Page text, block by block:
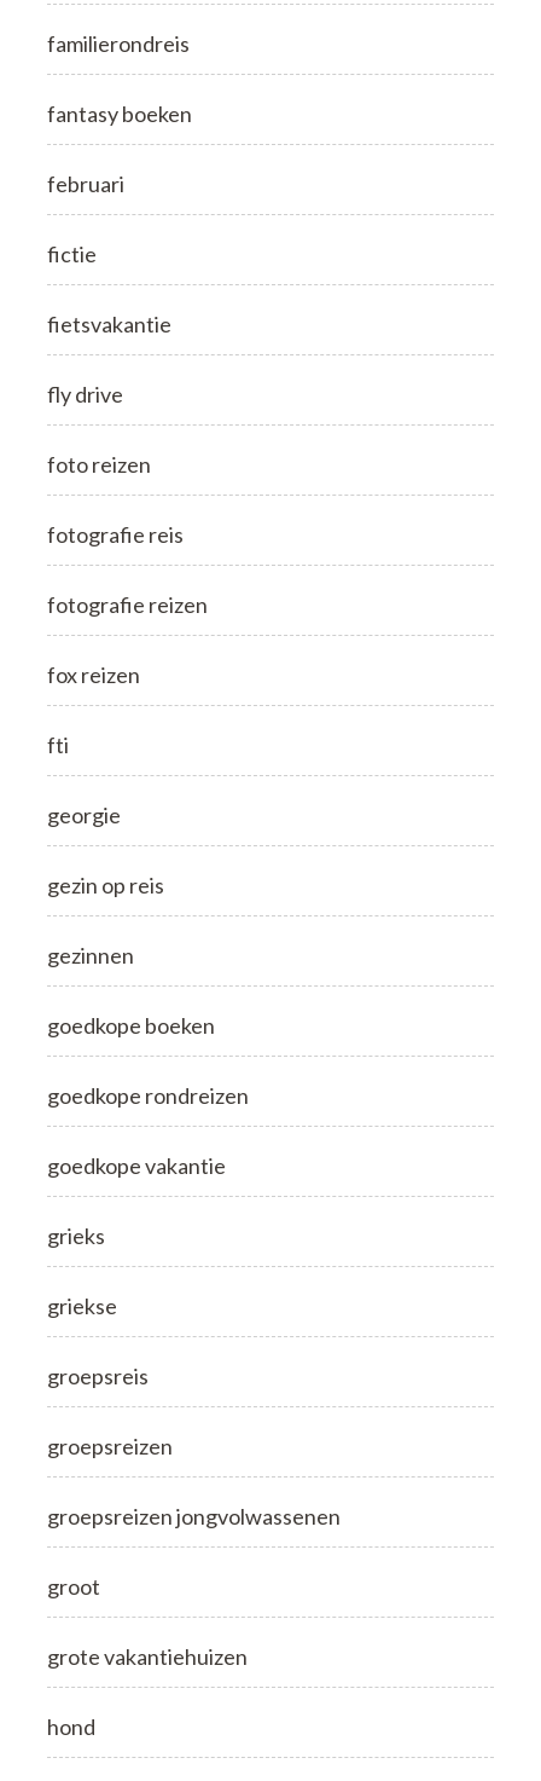
familierondreis
fantasy boeken
februari
fictie
fietsvakantie
fly drive
foto reizen
fotografie reis
fotografie reizen
fox reizen
fti
georgie
gezin op reis
gezinnen
goedkope boeken
goedkope rondreizen
goedkope vakantie
grieks
griekse
groepsreis
groepsreizen
groepsreizen jongvolwassenen
groot
grote vakantiehuizen
hond